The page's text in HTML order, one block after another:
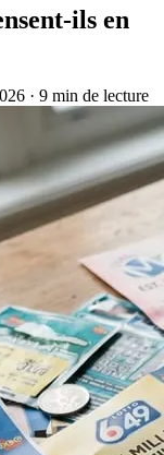
ils en
· 9 min de lecture